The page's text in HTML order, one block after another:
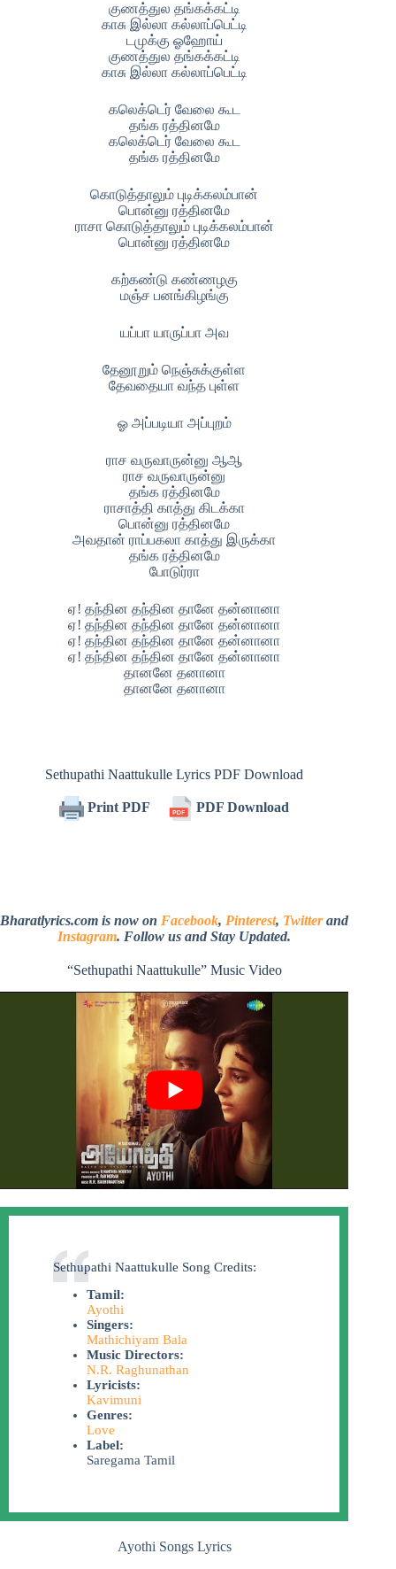
குணத்துல தங்கக்கட்டி
காசு இல்லா கல்லாப்பெட்டி
டமுக்கு ஓஹோய்
குணத்துல தங்கக்கட்டி
காசு இல்லா கல்லாப்பெட்டி
கலெக்டெர் வேலை கூட
தங்க ரத்தினமே
கலெக்டெர் வேலை கூட
தங்க ரத்தினமே
கொடுத்தாலும் புடிக்கலம்பான்
பொன்னு ரத்தினமே
ராசா கொடுத்தாலும் புடிக்கலம்பான்
பொன்னு ரத்தினமே
கற்கண்டு கண்ணழகு
மஞ்ச பனங்கிழங்கு
யப்பா யாருப்பா அவ
தேனூறும் நெஞ்சுக்குள்ள
தேவதையா வந்த புள்ள
ஓ அப்படியா அப்புறம்
ராச வருவாருன்னு ஆஆ
ராச வருவாருன்னு
தங்க ரத்தினமே
ராசாத்தி காத்து கிடக்கா
பொன்னு ரத்தினமே
அவதான் ராப்பகலா காத்து இருக்கா
தங்க ரத்தினமே
போடுர்ரா
ஏ! தந்தின தந்தின தானே தன்னானா
ஏ! தந்தின தந்தின தானே தன்னானா
ஏ! தந்தின தந்தின தானே தன்னானா
ஏ! தந்தின தந்தின தானே தன்னானா
தானனே தனானா
தானனே தனானா
Sethupathi Naattukulle Lyrics PDF Download
Print PDF PDF Download
Bharatlyrics.com is now on Facebook, Pinterest, Twitterand
Instagram. Follow us and Stay Updated.
“Sethupathi Naattukulle” Music Video
Sethupathi Naattukulle Song Credits:
Tamil:
Ayothi
Singers:
Mathichiyam Bala
Music Directors:
N.R. Raghunathan
Lyricists:
Kavimuni
Genres:
Love
Label:
Saregama Tamil
Ayothi Songs Lyrics